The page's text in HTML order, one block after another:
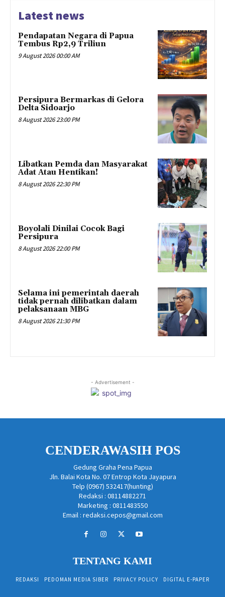
Latest news
Pendapatan Negara di Papua
Tembus Rp2,9 Triliun
9 August 2026 00:00 AM
Persipura Bermarkas di Gelora
Delta Sidoarjo
8 August 2026 23:00 PM
Libatkan Pemda dan Masyarakat
Adat Atau Hentikan!
8 August 2026 22:30 PM
Boyolali Dinilai Cocok Bagi
Persipura
8 August 2026 22:00 PM
Selama ini pemerintah daerah
tidak pernah dilibatkan dalam
pelaksanaan MBG
8 August 2026 21:30 PM
- Advertisement -
CENDERAWASIH POS
Gedung Graha Pena Papua
Jln. Balai Kota No. 07 Entrop Kota Jayapura
Telp (0967) 532417(hunting)
Redaksi : 08114882271
Marketing : 0811483550
Email : redaksi.cepos@gmail.com
TENTANG KAMI
REDAKSI PEDOMAN MEDIA SIBER PRIVACY POLICY DIGITAL E-PAPER